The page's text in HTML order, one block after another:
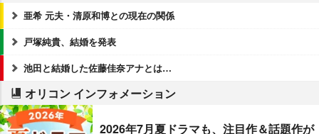
亜希 元夫・清原和博との現在の関係
戸塚純貴、結婚を発表
池田と結婚した佐藤佳奈アナとは…
オリコン インフォメーション
2026年7月夏ドラマも、注目作＆話題作が